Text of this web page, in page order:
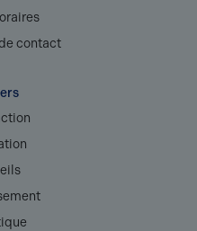
contact